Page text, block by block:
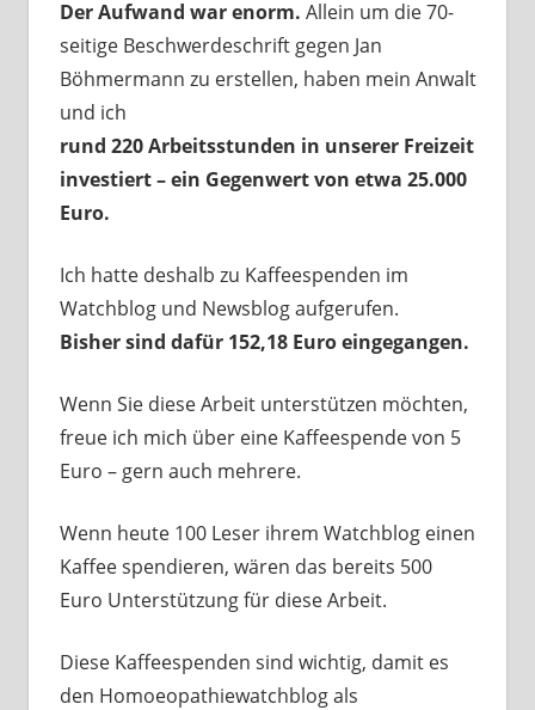
Der Aufwand war enorm. Allein um die 70-
seitige Beschwerdeschrift gegen Jan
Böhmermann zu erstellen, haben mein Anwalt
und ich
rund 220 Arbeitsstunden in unserer Freizeit
investiert – ein Gegenwert von etwa 25.000
Euro.
Ich hatte deshalb zu Kaffeespenden im
Watchblog und Newsblog aufgerufen.
Bisher sind dafür 152,18 Euro eingegangen.
Wenn Sie diese Arbeit unterstützen möchten,
freue ich mich über eine Kaffeespende von 5
Euro – gern auch mehrere.
Wenn heute 100 Leser ihrem Watchblog einen
Kaffee spendieren, wären das bereits 500
Euro Unterstützung für diese Arbeit.
Diese Kaffeespenden sind wichtig, damit es
den Homoeopathiewatchblog als